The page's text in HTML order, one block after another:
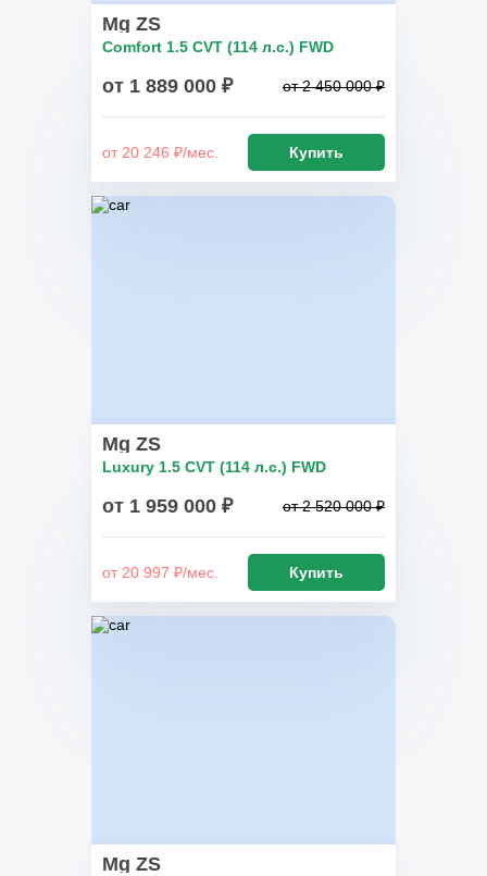
Mg ZS
Comfort 1.5 CVT (114 л.с.) FWD
от 1 889 000 ₽ от 2 450 000 ₽
от 20 246 ₽/мес. Купить
Mg ZS
Luxury 1.5 CVT (114 л.с.) FWD
от 1 959 000 ₽ от 2 520 000 ₽
от 20 997 ₽/мес. Купить
Mg ZS